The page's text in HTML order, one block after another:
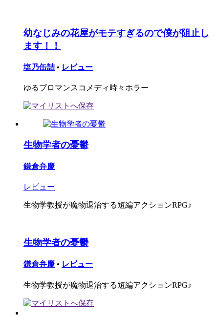
幼なじみの花屋がモテすぎるので僕が阻止し
ます！！
塩乃缶詰 • レビュー
ゆるブロマンスコメディ時々ホラー
生物学者の憂鬱
鎌倉弁慶
レビュー
生物学教授が魔物退治する短編アクションRPG♪
生物学者の憂鬱
鎌倉弁慶 • レビュー
生物学教授が魔物退治する短編アクションRPG♪